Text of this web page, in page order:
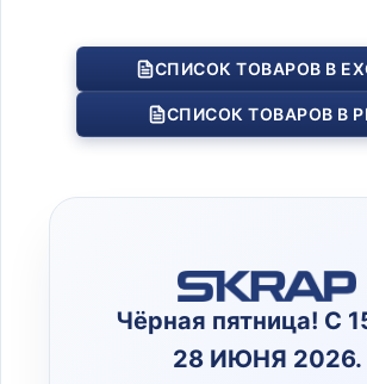
СПИСОК ТОВАРОВ В
СПИСОК ТОВАРОВ В
Чёрная пятница! С
28 ИЮНЯ 2026.